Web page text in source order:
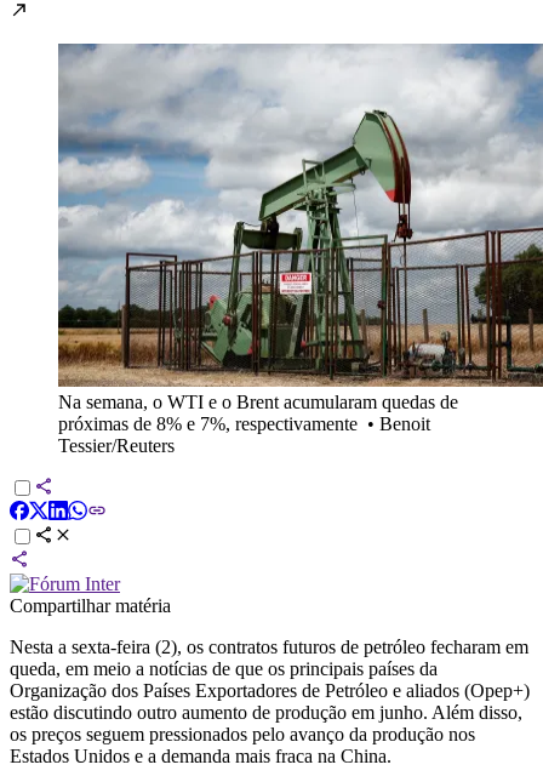
Na semana, o WTI e o Brent acumularam quedas de
próximas de 8% e 7%, respectivamente • Benoit
Tessier/Reuters
Compartilhar matéria
Nesta a sexta-feira (2), os contratos futuros de petróleo fecharam em
queda, em meio a notícias de que os principais países da
Organização dos Países Exportadores de Petróleo e aliados (Opep+)
estão discutindo outro aumento de produção em junho. Além disso,
os preços seguem pressionados pelo avanço da produção nos
Estados Unidos e a demanda mais fraca na China.